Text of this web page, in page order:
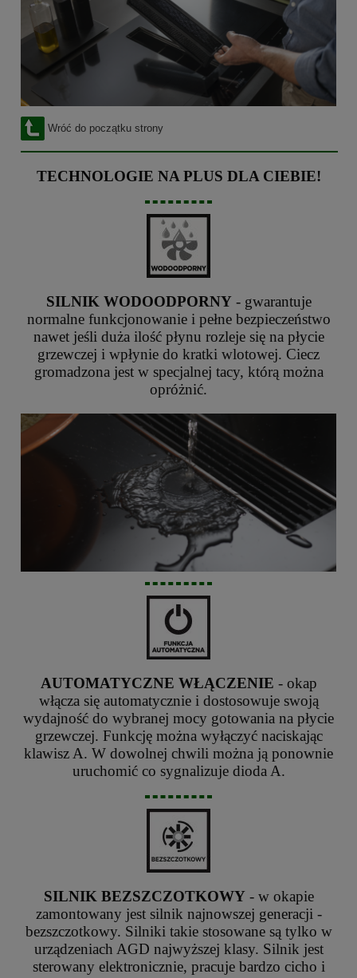
Wróć do początku strony
TECHNOLOGIE NA PLUS DLA CIEBIE!
SILNIK WODOODPORNY- gwarantuje
normalne funkcjonowanie i pełne bezpieczeństwo
nawet jeśli duża ilość płynu rozleje się na płycie
grzewczej i wpłynie do kratki wlotowej. Ciecz
gromadzona jest w specjalnej tacy, którą można
opróżnić.
AUTOMATYCZNE WŁĄCZENIE - okap
włącza się automatycznie i dostosowuje swoją
wydajność do wybranej mocy gotowania na płycie
grzewczej. Funkcję można wyłączyć naciskając
klawisz A. W dowolnej chwili można ją ponownie
uruchomić co sygnalizuje dioda A.
SILNIK BEZSZCZOTKOWY- w okapie
zamontowany jest silnik najnowszej generacji -
bezszczotkowy. Silniki takie stosowane są tylko w
urządzeniach AGD najwyższej klasy. Silnik jest
sterowany elektronicznie, pracuje bardzo cicho i